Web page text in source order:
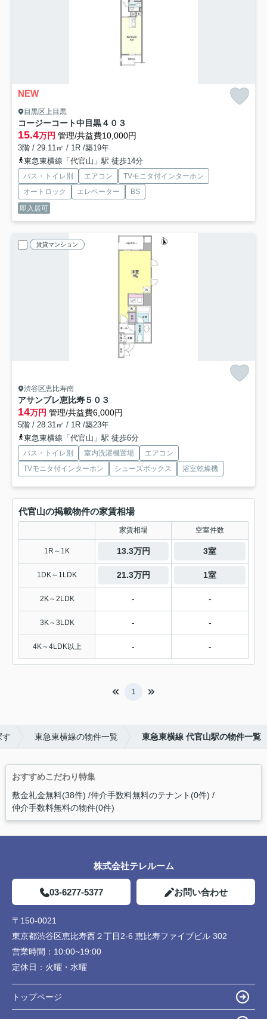
NEW
目黒区上目黒
コージーコート中目黒４０３
15.4万円 管理/共益費10,000円
3階 / 29.11㎡ / 1R /築19年
東急東横線「代官山」駅 徒歩14分
バス・トイレ別 エアコン
TVモニタ付インターホン
オートロック
エレベーター
BS
即入居可
賃貸マンション
渋谷区恵比寿南
アサンブレ恵比寿５０３
14万円 管理/共益費6,000円
5階 / 28.31㎡ / 1R /築23年
東急東横線「代官山」駅 徒歩6分
バス・トイレ別 室内洗濯機置場
エアコン
TVモニタ付インターホン
シューズボックス 浴室乾燥機
代官山の掲載物件の家賃相場
家賃相場 空室件数
1R～1K 13.3万円 3室
1DK～1LDK 21.3万円 1室
2K～2LDK - -
3K～3LDK - -
4K～4LDK以上 - -
1
す 東急東横線の物件一覧 東急東横線 代官山駅の物件一覧
おすすめこだわり特集
敷金礼金無料(38件) 仲介手数料無料のテナント(0件)
仲介手数料無料の物件(0件)
株式会社テレルーム
03-6277-5377 お問い合わせ
〒150-0021
東京都渋谷区恵比寿西２丁目2-6 恵比寿ファイブビル 302
営業時間： 10:00~19:00
定休日： 火曜・水曜
トップページ